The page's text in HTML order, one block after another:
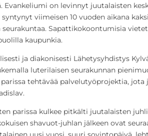
Evankeliumi on levinnyt juutalaisten
syntynyt viimeisen 10 vuoden aikana
seurakuntaa. Sapattikokoontumisia
kaupunkia.
ja diakonisesti Lähetysyhdistys
luterilaisen seurakunnan
tehtävää palvelutyöprojektia, jota
parissa kulkee pitkälti juutalaisten
shavuot-juhlan jälkeen ovat